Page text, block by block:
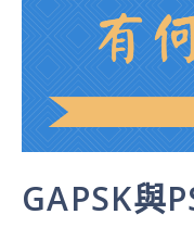
GAPSK與